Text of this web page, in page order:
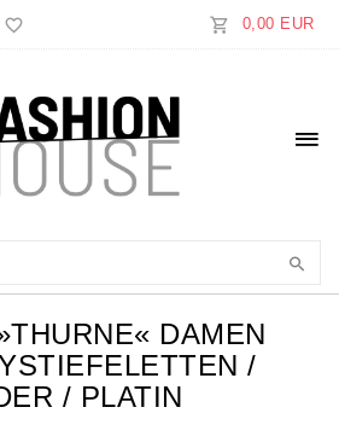
0,00 EUR
DAMEN
/
/ PLATIN